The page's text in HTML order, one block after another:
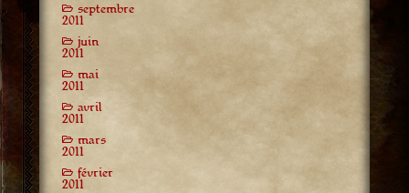
septembre
2011
juin
2011
mai
2011
avril
2011
mars
2011
février
2011